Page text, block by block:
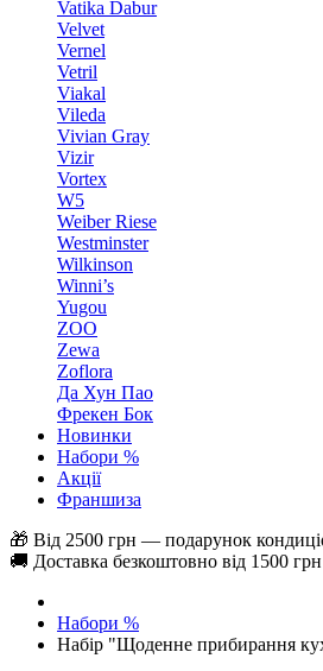
Vatika Dabur
Velvet
Vernel
Vetril
Viakal
Vileda
Vivian Gray
Vizir
Vortex
W5
Weiber Riese
Westminster
Wilkinson
Winni’s
Yugou
ZOO
Zewa
Zoflora
Да Хун Пао
Фрекен Бок
Новинки
Набори %
Акції
Франшиза
🎁 Від 2500 грн — подарунок
🚚 Доставка безкоштовно від 1500 грн
Набори %
Набір "Щоденне прибирання